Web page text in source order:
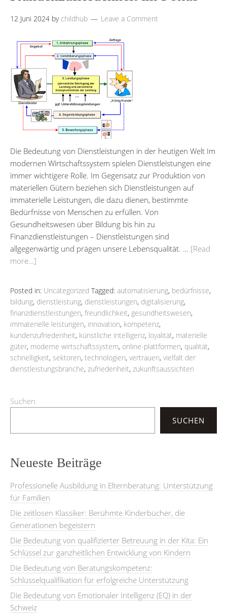
12 Juni 2024 by childhub Leave a Comment
Die Bedeutung von Dienstleistungen in der heutigen Welt Im
modernen Wirtschaftssystem spielen Dienstleistungen eine
immer wichtigere Rolle. Im Gegensatz zur Produktion von
materiellen Gütern beziehen sich Dienstleistungen auf
immaterielle Leistungen, die dazu dienen, bestimmte
Bedürfnisse von Menschen zu erfüllen. Von
Gesundheitswesen über Bildung bis hin zu
Finanzdienstleistungen – Dienstleistungen sind
allgegenwärtig und prägen unsere Lebensqualität. … [Read
more…]
Posted in: Uncategorized Tagged: automatisierung, bedürfnisse,
bildung, dienstleistung, dienstleistungen, digitalisierung,
finanzdienstleistungen, freundlichkeit, gesundheitswesen,
immaterielle leistungen, innovation, kompetenz,
kundenzufriedenheit, künstliche intelligenz, loyalität, materielle
güter, moderne wirtschaftssystem, online-plattformen, qualität,
schnelligkeit, sektoren, technologien, vertrauen, vielfalt der
dienstleistungsbranche, zufriedenheit, zukunftsaussichten
Suchen
SUCHEN
Neueste Beiträge
Professionelle Ausbildung in Elternberatung: Unterstützung
für Familien
Die zeitlosen Klassiker: Berühmte Kinderbücher, die
Generationen begeistern
Die Bedeutung von qualifizierter Betreuung in der Kita: Ein
Schlüssel zur ganzheitlichen Entwicklung von Kindern
Die Bedeutung von Beratungskompetenz:
Schlüsselqualifikation für erfolgreiche Unterstützung
Die Bedeutung von Emotionaler Intelligenz (EQ) in der
Schweiz